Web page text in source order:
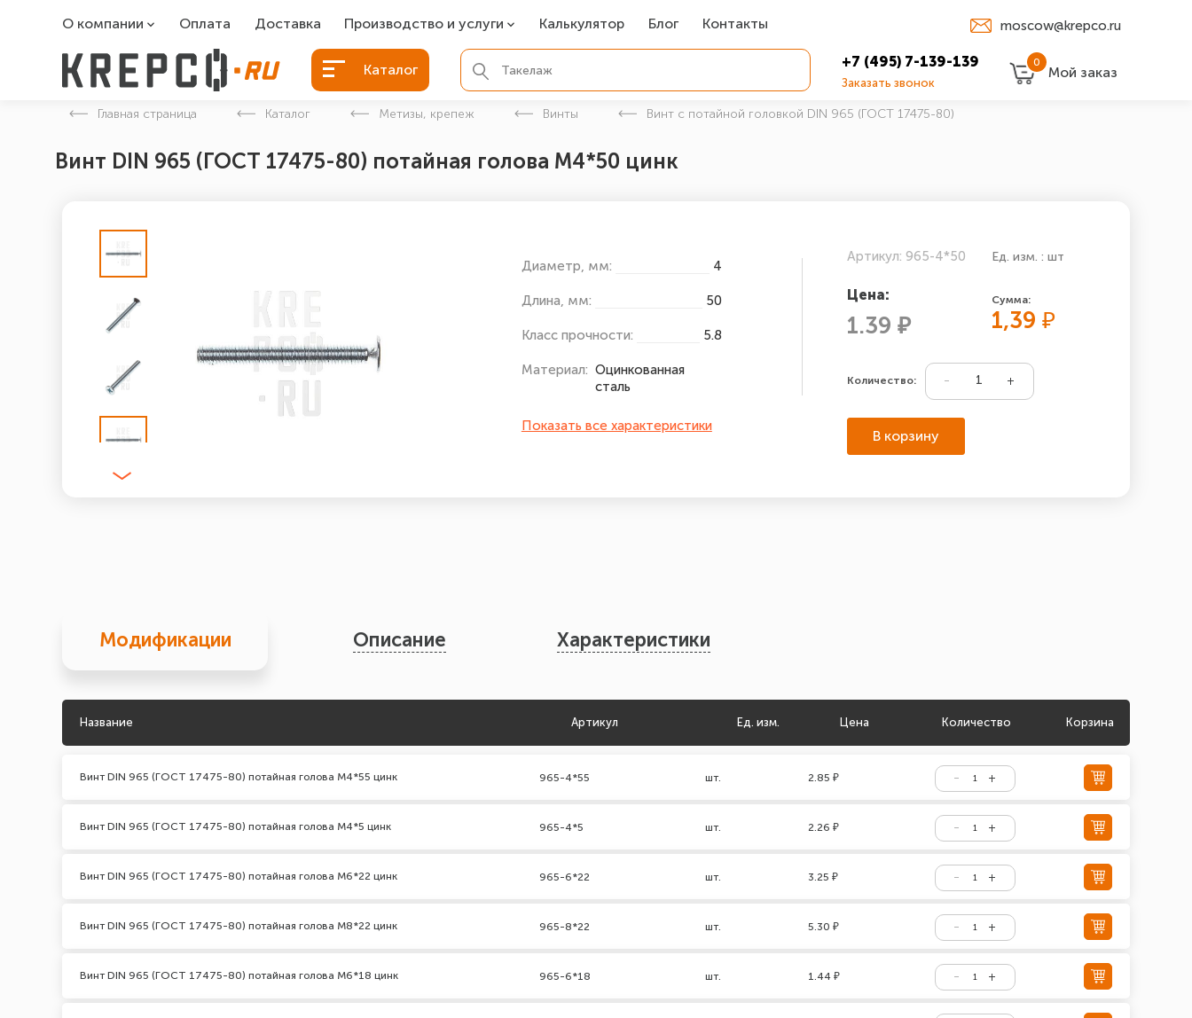
О компании
О компании
Оплата Доставка Производство и услуги
Болты БСР
Болты для фундамента
Закладные детали
Калькулятор Блог Контакты moscow@krepco.ru
Каталог +7 (495) 7-139-139
Заказать звонок
0
Мой заказ
Главная страница Каталог Метизы, крепеж Винты Винт с потайной головкой DIN 965 (ГОСТ 17475-80)
Винт DIN 965 (ГОСТ 17475-80) потайная голова М4*50 цинк
Диаметр, мм: 4
Длина, мм: 50
Класс прочности: 5.8
Материал: Оцинкованная
сталь
Показать все характеристики
Артикул: 965-4*50 Ед. изм. : шт
Цена:
1.39 ₽
Сумма:
1,39₽
Количество:
В корзину
Модификации Описание Характеристики
Название Артикул Ед. изм. Цена Количество Корзина
Винт DIN 965 (ГОСТ 17475-80) потайная голова М4*55 цинк 965-4*55 шт. 2.85 ₽
Винт DIN 965 (ГОСТ 17475-80) потайная голова М4*5 цинк 965-4*5 шт. 2.26 ₽
Винт DIN 965 (ГОСТ 17475-80) потайная голова М6*22 цинк 965-6*22 шт. 3.25 ₽
Винт DIN 965 (ГОСТ 17475-80) потайная голова М8*22 цинк 965-8*22 шт. 5.30 ₽
Винт DIN 965 (ГОСТ 17475-80) потайная голова М6*18 цинк 965-6*18 шт. 1.44 ₽